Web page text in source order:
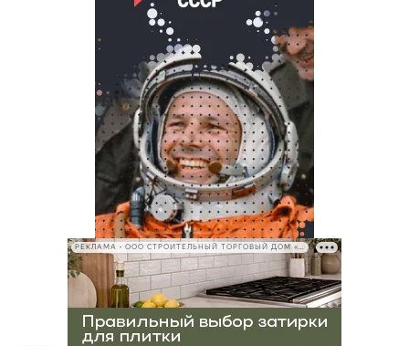
РЕКЛАМА • ООО СТРОИТЕЛЬНЫЙ ТОРГОВЫЙ ДОМ «ПЕТРОВИЧ», ИНН 7802348846